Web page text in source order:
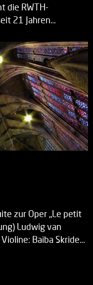
die RWTH-
21 Jahren…
zur Oper „Le petit
Ludwig van
Baiba Skride…